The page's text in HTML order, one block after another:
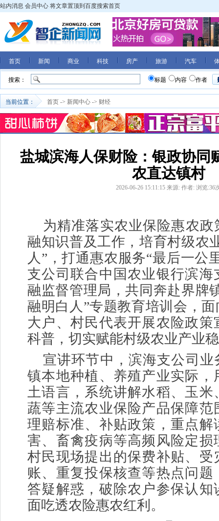
站内消息 会员中心 将文章置顶到百度搜索首页
首页 新闻 商业 科技 房产 旅游 汽车
搜索： 标题 内容 作者
当前位置： 首页 -> 新闻中心 -> 财经
盐城滨海人保财险：银政协同
农直达镇村
2026-06-26 15:11:15 来源: 作者: 浏览:36
为精准落实农业保险惠农
融知识普及工作，培育村级农
人”，打通惠农服务“最后一公
支公司联合中国农业银行滨海
融监督管理局，共同奔赴界牌
融明白人”专题教育培训会，
大户、村民代表开展农险政策
科普，切实赋能村级农业产业
宣讲环节中，滨海支公司业
镇本地种植、养殖产业实际，
土语言，系统讲解水稻、玉米
蔬等主流农业保险产品保障范
理赔标准、补贴政策，重点解
害、畜禽疫病等高频风险定损
村民现场提出的保费补贴、受
账、重复投保核查等热点问题
答疑解惑，破除农户参保认知
面吃透农险惠农红利。